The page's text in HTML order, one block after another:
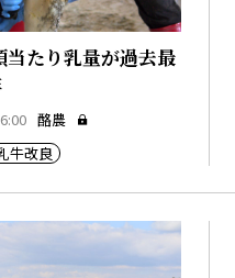
当たり乳量が過去最
酪農
牛改良